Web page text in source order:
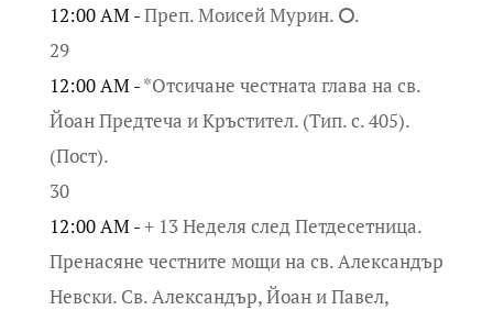
12:00 AM -Преп. Моисей Мурин. ⭘.
29
12:00 AM -*Отсичане честната глава на св.
Йоан Предтеча и Кръстител. (Тип. с. 405).
(Пост).
30
12:00 AM -+ 13 Неделя след Петдесетница.
Пренасяне честните мощи на св. Александър
Невски. Св. Александър, Йоан и Павел,